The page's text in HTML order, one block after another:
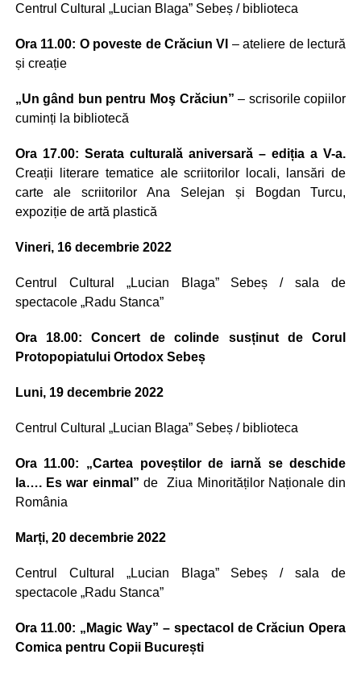
Centrul Cultural „Lucian Blaga” Sebeș / biblioteca
Ora 11.00: O poveste de Crăciun VI – ateliere de lectură
și creație
„Un gând bun pentru Moş Crăciun” – scrisorile copiilor
cuminți la bibliotecă
Ora 17.00: Serata culturală aniversară – ediția a V-a.
Creații literare tematice ale scriitorilor locali, lansări de
carte ale scriitorilor Ana Selejan și Bogdan Turcu,
expoziție de artă plastică
Vineri, 16 decembrie 2022
Centrul Cultural „Lucian Blaga” Sebeș / sala de
spectacole „Radu Stanca”
Ora 18.00: Concert de colinde susținut de Corul
Protopopiatului Ortodox Sebeș
Luni, 19 decembrie 2022
Centrul Cultural „Lucian Blaga” Sebeș / biblioteca
Ora 11.00:
„Cartea poveștilor de iarnă se deschide
la…. Es war einmal” de Ziua Minorităților Naționale din
România
Marți, 20 decembrie 2022
Centrul Cultural „Lucian Blaga” Sebeș / sala de
spectacole „Radu Stanca”
Ora 11.00: „Magic Way” – spectacol de Crăciun Opera
Comica pentru Copii București